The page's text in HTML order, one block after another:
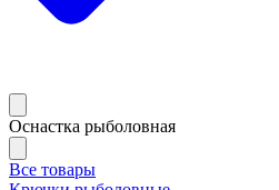
Оснастка рыболовная
Все товары